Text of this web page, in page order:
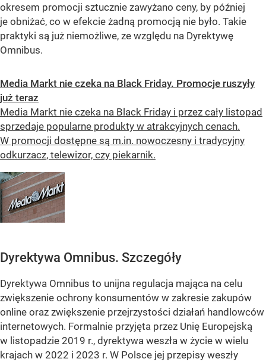
okresem promocji sztucznie zawyżano ceny, by później
je obniżać, co w efekcie żadną promocją nie było. Takie
praktyki są już niemożliwe, ze względu na Dyrektywę
Omnibus.
Media Markt nie czeka na Black Friday. Promocje ruszyły
już teraz
Media Markt nie czeka na Black Friday i przez cały listopad
sprzedaje popularne produkty w atrakcyjnych cenach.
W promocji dostępne są m.in. nowoczesny i tradycyjny
odkurzacz, telewizor, czy piekarnik.
Dyrektywa Omnibus. Szczegóły
Dyrektywa Omnibus to unijna regulacja mająca na celu
zwiększenie ochrony konsumentów w zakresie zakupów
online oraz zwiększenie przejrzystości działań handlowców
internetowych. Formalnie przyjęta przez Unię Europejską
w listopadzie 2019 r., dyrektywa weszła w życie w wielu
krajach w 2022 i 2023 r. W Polsce jej przepisy weszły